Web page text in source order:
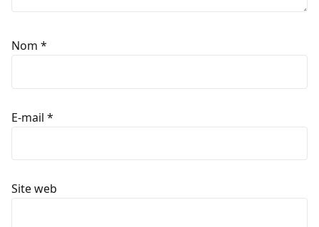
Nom *
E-mail *
Site web